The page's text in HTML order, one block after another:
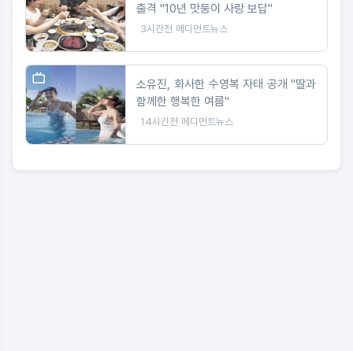
출격 "10년 맛둥이 사랑 보답"
3시간전 메디먼트뉴스
소유진, 화사한 수영복 자태 공개 "딸과
함께한 행복한 여름"
14시간전 메디먼트뉴스